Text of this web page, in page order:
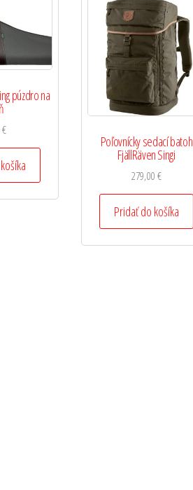
púzdro na
€
Poľovnícky sedací batoh
FjällRäven Singi
279,00€
Pridať do košíka